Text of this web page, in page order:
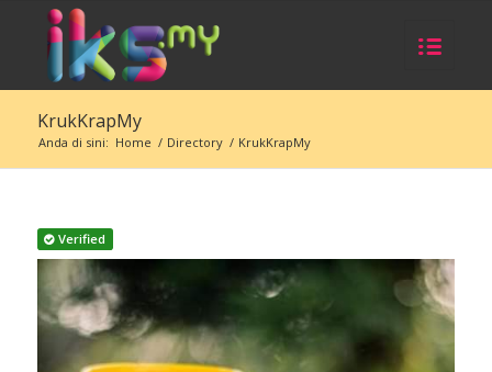
KrukKrapMy
Anda di sini: Home / Directory / KrukKrapMy
Verified